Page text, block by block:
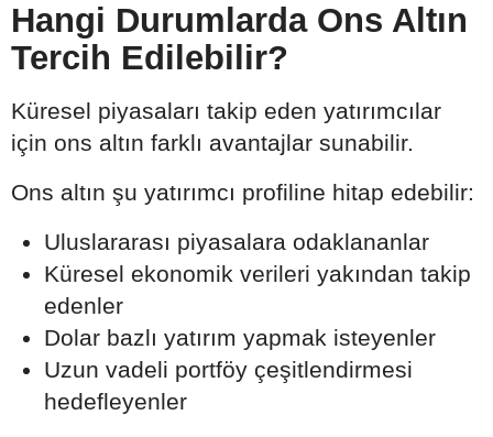
Hangi Durumlarda Ons Altın
Tercih Edilebilir?
Küresel piyasaları takip eden yatırımcılar
için ons altın farklı avantajlar sunabilir.
Ons altın şu yatırımcı profiline hitap edebilir:
Uluslararası piyasalara odaklananlar
Küresel ekonomik verileri yakından takip
edenler
Dolar bazlı yatırım yapmak isteyenler
Uzun vadeli portföy çeşitlendirmesi
hedefleyenler